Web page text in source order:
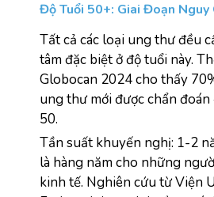
Độ Tuổi 50+: Giai Đoạn Nguy
Tất cả các loại ung thư đều
tâm đặc biệt ở độ tuổi này.
Globocan 2024 cho thấy
ung thư mới được chẩn
50.
Tần suất khuyến nghị: 1-2
là hàng năm cho những
kinh tế. Nghiên cứu từ Viện